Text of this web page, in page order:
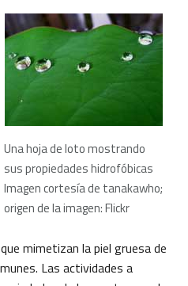
Una hoja de loto mostrando
sus propiedades hidrofóbicas
Imagen cortesía de tanakawho;
origen de la imagen: Flickr
mimetizan la piel gruesa de
Las actividades a